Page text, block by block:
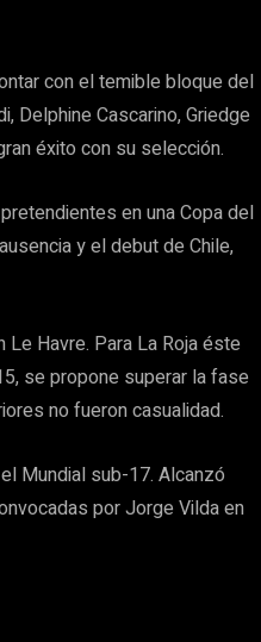
con el temible bloque del
Delphine Cascarino, Griedge
éxito con su selección.
en una Copa del
y el debut de Chile,
Havre. Para La Roja éste
se propone superar la fase
no fueron casualidad.
Mundial sub-17. Alcanzó
por Jorge Vilda en